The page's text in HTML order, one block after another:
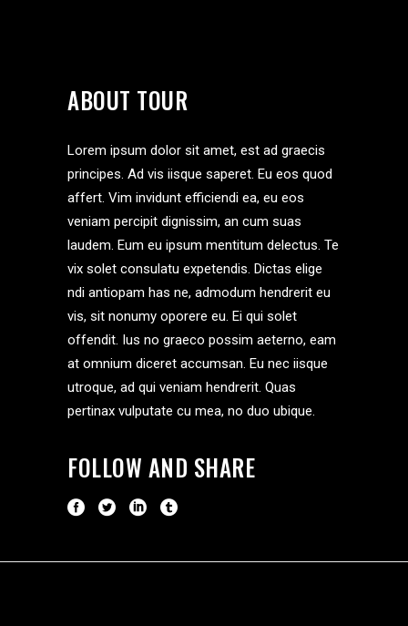
ABOUT TOUR
Lorem ipsum dolor sit amet, est ad graecis
principes. Ad vis iisque saperet. Eu eos quod
affert. Vim invidunt efficiendi ea, eu eos
veniam percipit dignissim, an cum suas
laudem. Eum eu ipsum mentitum delectus. Te
vix solet consulatu expetendis. Dictas elige
ndi antiopam has ne, admodum hendrerit eu
vis, sit nonumy oporere eu. Ei qui solet
offendit. Ius no graeco possim aeterno, eam
at omnium diceret accumsan. Eu nec iisque
utroque, ad qui veniam hendrerit. Quas
pertinax vulputate cu mea, no duo ubique.
FOLLOW AND SHARE